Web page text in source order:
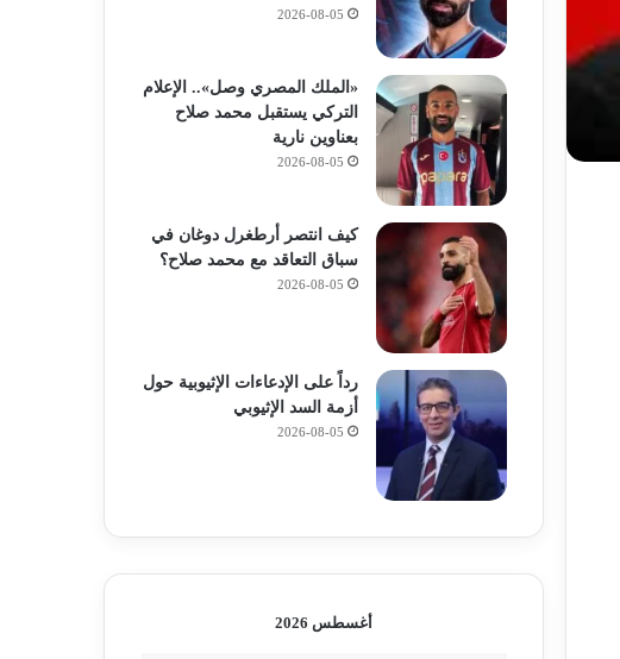
2026-08-05
«الملك المصري وصل».. الإعلام
التركي يستقبل محمد صلاح
بعناوين نارية
2026-08-05
كيف انتصر أرطغرل دوغان في
سباق التعاقد مع محمد صلاح؟
2026-08-05
رداً على الإدعاءات الإثيوبية حول
أزمة السد الإثيوبي
2026-08-05
أغسطس 2026